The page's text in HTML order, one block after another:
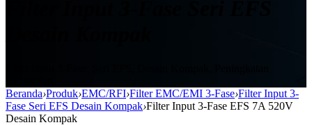
Beranda›Produk›EMC/RFI›Filter EMC/EMI 3-Fase›Filter Input 3-
Fase Seri EFS Desain Kompak›Filter Input 3-Fase EFS 7A 520V
Desain Kompak